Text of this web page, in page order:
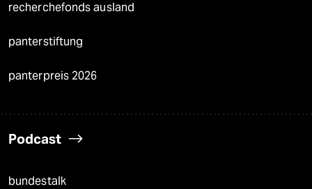
recherchefonds ausland
panterstiftung
panterpreis 2026
Podcast
bundestalk